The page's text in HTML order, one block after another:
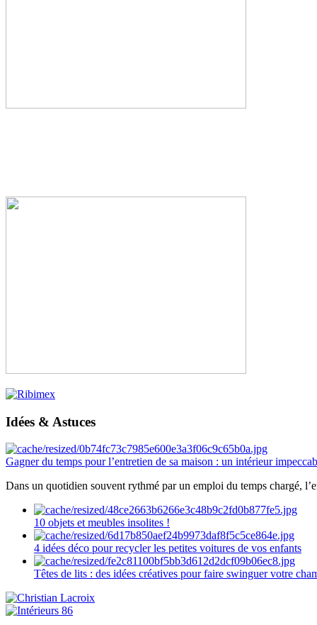
Idées & Astuces
Gagner du temps pour l’entretien de sa maison : un intérieur
Dans un quotidien souvent rythmé par un emploi du temps chargé,
10 objets et meubles insolites !
4 idées déco pour recycler les petites voitures de vos enfants
Têtes de lits : des idées créatives pour faire swinguer votre